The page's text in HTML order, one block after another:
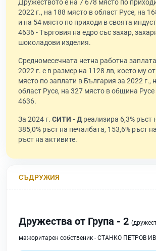
Дружеството е на 7 678 място по
2022 г., на 188 място в област Русе, на
и на 54 място по приходи в своята
4636 - Търговия на едро със захар,
шоколадови изделия.
Средномесечната нетна работна
2022 г. е в размер на 1128 лв, което му
място по заплати в България за 2022 г.,
област Русе, на 327 място в община
4636.
За 2024 г. СИТИ - Дреализира 6,3% ръст
385,0% ръст на печалбата, 153,6% ръст
ръст на активите.
СЪДРУЖИЯ
Дружества от Група - 2
мажоритарен собственик - СТАНКО ПЕТРОВ